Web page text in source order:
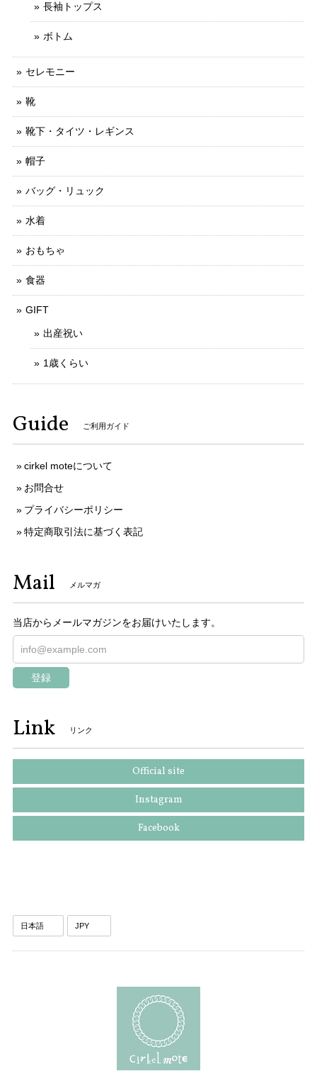
長袖トップス
ボトム
セレモニー
靴
靴下・タイツ・レギンス
帽子
バッグ・リュック
水着
おもちゃ
食器
GIFT
出産祝い
1歳くらい
Guide ご利用ガイド
cirkel moteについて
お問合せ
プライバシーポリシー
特定商取引法に基づく表記
Mail メルマガ
当店からメールマガジンをお届けいたします。
登録
Link リンク
Official site
Instagram
Facebook